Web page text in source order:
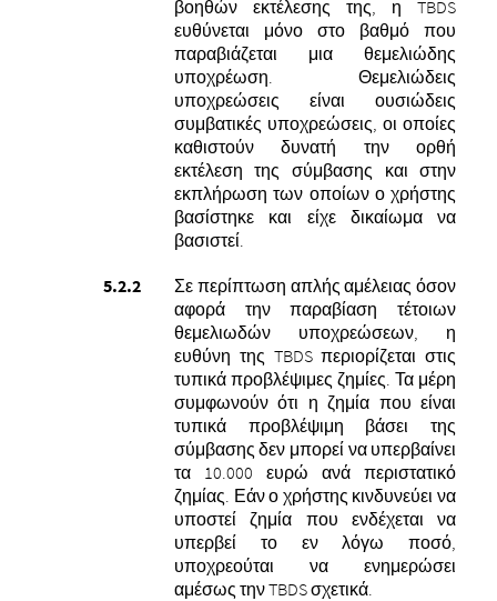
βοηθών εκτέλεσης της, η TBDS
ευθύνεται μόνο στο βαθμό που
παραβιάζεται μια θεμελιώδης
υποχρέωση. Θεμελιώδεις
υποχρεώσεις είναι ουσιώδεις
συμβατικές υποχρεώσεις, οι οποίες
καθιστούν δυνατή την ορθή
εκτέλεση της σύμβασης και στην
εκπλήρωση των οποίων ο χρήστης
βασίστηκε και είχε δικαίωμα να
βασιστεί.
Σε περίπτωση απλής αμέλειας όσον
αφορά την παραβίαση τέτοιων
θεμελιωδών υποχρεώσεων, η
ευθύνη της TBDS περιορίζεται στις
τυπικά προβλέψιμες ζημίες. Τα μέρη
συμφωνούν ότι η ζημία που είναι
τυπικά προβλέψιμη βάσει της
σύμβασης δεν μπορεί να υπερβαίνει
τα 10.000 ευρώ ανά περιστατικό
ζημίας. Εάν ο χρήστης κινδυνεύει να
υποστεί ζημία που ενδέχεται να
υπερβεί το εν λόγω ποσό,
υποχρεούται να ενημερώσει
αμέσως την TBDS σχετικά.